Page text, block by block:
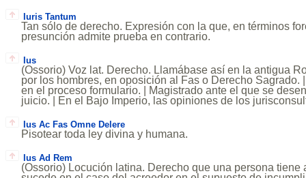
Iuris Tantum
Tan sólo de derecho. Expresión con la que, en términos
presunción admite prueba en contrario.
Ius
(Ossorio) Voz lat. Derecho. Llamábase así en la antigua
por los hombres, en oposición al Fas o Derecho Sagrado.
en el proceso formulario. | Magistrado ante el que se
juicio. | En el Bajo Imperio, las opiniones de los
Ius Ac Fas Omne Delere
Pisotear toda ley divina y humana.
Ius Ad Rem
(Ossorio) Locución latina. Derecho que una persona tiene